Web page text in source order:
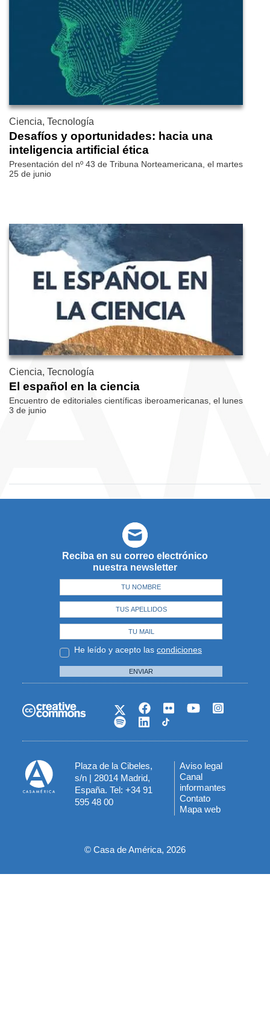
Ciencia, Tecnología
Desafíos y oportunidades: hacia una
inteligencia artificial ética
Presentación del nº 43 de Tribuna Norteamericana, el martes
25 de junio
Ciencia, Tecnología
El español en la ciencia
Encuentro de editoriales científicas iberoamericanas, el lunes
3 de junio
Reciba en su correo electrónico
nuestra newsletter
He leído y acepto las condiciones
ENVIAR
Plaza de la Cibeles,
s/n | 28014 Madrid,
España. Tel: +34 91
595 48 00
Menú
del
pie
Aviso legal
Canal
informantes
Contato
Mapa web
© Casa de América, 2026